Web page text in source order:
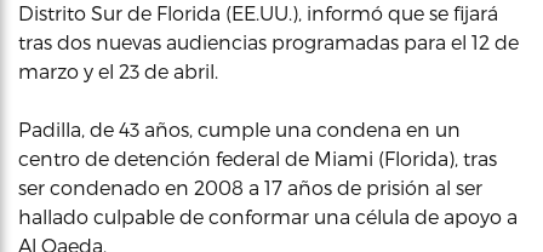
Distrito Sur de Florida (EE.UU.), informó que se fijará
tras dos nuevas audiencias programadas para el 12 de
marzo y el 23 de abril.
Padilla, de 43 años, cumple una condena en un
centro de detención federal de Miami (Florida), tras
ser condenado en 2008 a 17 años de prisión al ser
hallado culpable de conformar una célula de apoyo a
Al Qaeda.